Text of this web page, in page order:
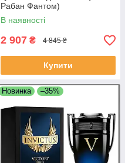
Рабан Фантом)
В наявності
2 907 ₴ 4 845 ₴
Купити
Новинка –35%